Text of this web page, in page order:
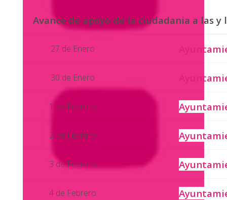
Avance de apoyo de la ciudadania a las
27 de Enero
30 de Enero
1 de Febrero
2 de Febrero
3 de Febrero
4 de Febrero